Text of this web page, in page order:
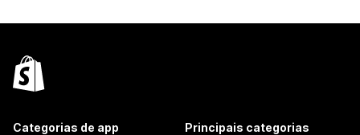
Categorias de app Principais categorias